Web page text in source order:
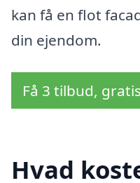
kan få en flot
din ejendom.
Få 3 tilbud,
Hvad